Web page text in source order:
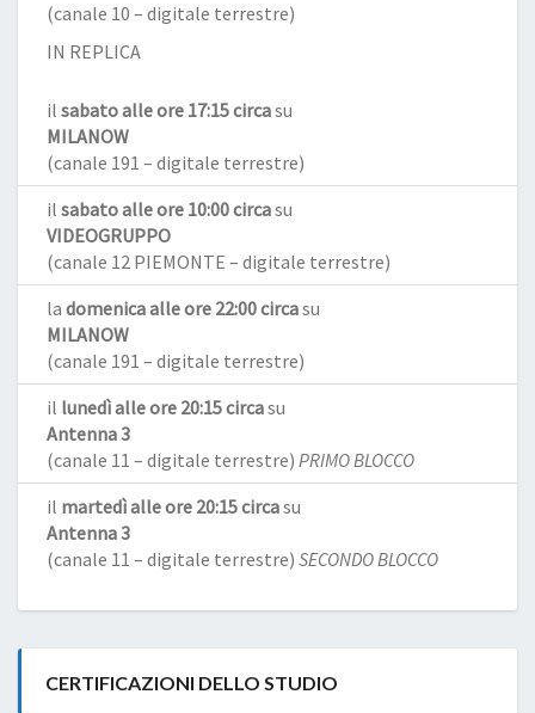
(canale 10 – digitale terrestre)
IN REPLICA
il sabato alle ore 17:15 circasu
MILANOW
(canale 191 – digitale terrestre)
il sabato alle ore 10:00 circasu
VIDEOGRUPPO
(canale 12 PIEMONTE – digitale terrestre)
la domenica alle ore 22:00 circasu
MILANOW
(canale 191 – digitale terrestre)
il lunedì alle ore 20:15 circasu
Antenna 3
(canale 11 – digitale terrestre) PRIMO BLOCCO
il martedì alle ore 20:15 circasu
Antenna 3
(canale 11 – digitale terrestre) SECONDO BLOCCO
CERTIFICAZIONI DELLO STUDIO